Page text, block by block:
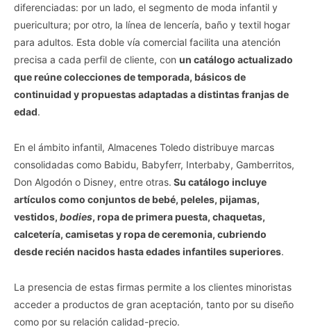
diferenciadas: por un lado, el segmento de moda infantil y
puericultura; por otro, la línea de lencería, baño y textil hogar
para adultos. Esta doble vía comercial facilita una atención
precisa a cada perfil de cliente, con un catálogo actualizado
que reúne colecciones de temporada, básicos de
continuidad y propuestas adaptadas a distintas franjas de
edad.
En el ámbito infantil, Almacenes Toledo distribuye marcas
consolidadas como Babidu, Babyferr, Interbaby, Gamberritos,
Don Algodón o Disney, entre otras. Su catálogo incluye
artículos como conjuntos de bebé, peleles, pijamas,
vestidos, bodies, ropa de primera puesta, chaquetas,
calcetería, camisetas y ropa de ceremonia, cubriendo
desde recién nacidos hasta edades infantiles superiores.
La presencia de estas firmas permite a los clientes minoristas
acceder a productos de gran aceptación, tanto por su diseño
como por su relación calidad-precio.